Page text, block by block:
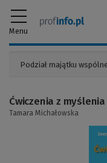
Menu
Ćwiczenia z
Tamara Michałowska